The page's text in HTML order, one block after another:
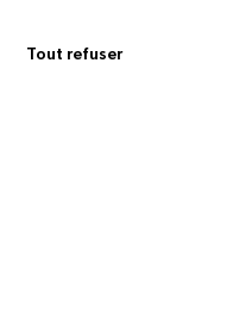
Tout refuser